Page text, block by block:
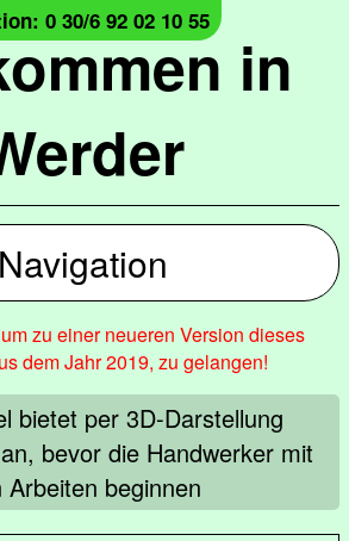
in
0 30/6 92 02 10 55
Navigation
zu einer neueren Version dieses
dem Jahr 2019, zu gelangen!
bietet per 3D-Darstellung
bevor die Handwerker mit
Arbeiten beginnen